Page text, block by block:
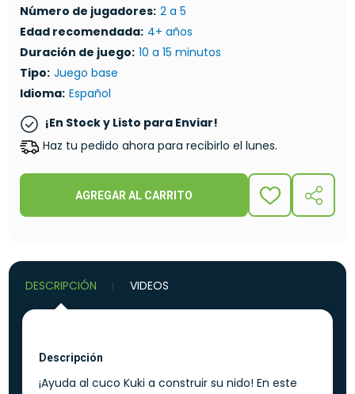
Número de jugadores: 2 a 5
Edad recomendada: 4+ años
Duración de juego: 10 a 15 minutos
Tipo: Juego base
Idioma: Español
¡En Stock y Listo para Enviar!
Haz tu pedido ahora para recibirlo el lunes.
AGREGAR AL CARRITO
ADD
DESCRIPCIÓN VIDEOS
Descripción
¡Ayuda al cuco Kuki a construir su nido! En este